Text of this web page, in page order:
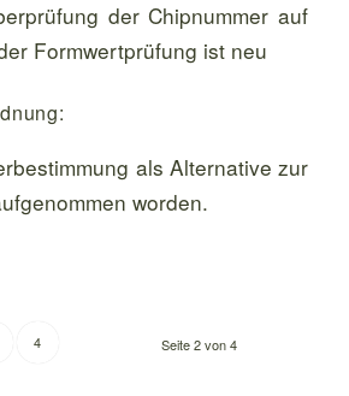
der Chipnummer auf
Formwertprüfung ist neu
als Alternative zur
worden.
Seite 2 von 4
4